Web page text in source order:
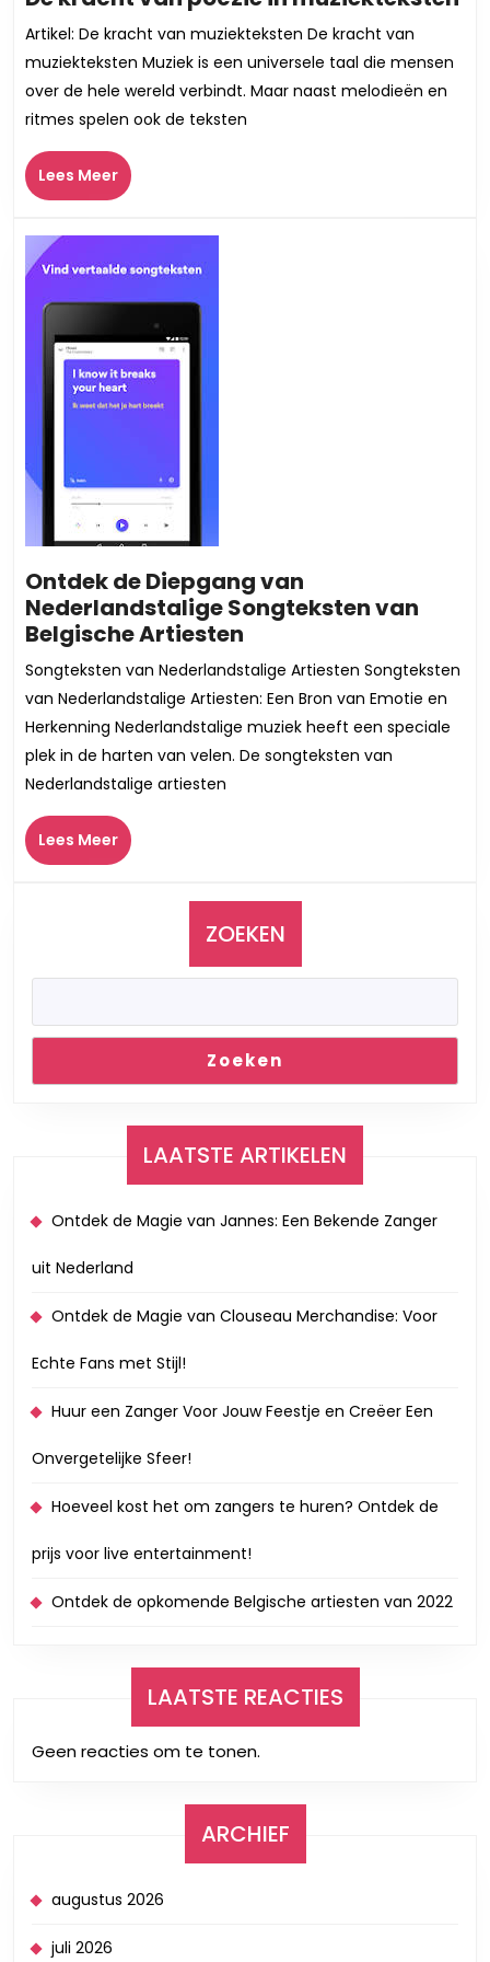
Artikel: De kracht van muziekteksten De kracht van
muziekteksten Muziek is een universele taal die mensen
over de hele wereld verbindt. Maar naast melodieën en
ritmes spelen ook de teksten
Lees MeerLees
Meer
Ontdek de Diepgang van
Nederlandstalige Songteksten van
Belgische Artiesten
de
Diepgang
van
Nederlandstalige
Songteksten
Songteksten van Nederlandstalige Artiesten Songteksten
van Nederlandstalige Artiesten: Een Bron van Emotie en
Herkenning Nederlandstalige muziek heeft een speciale
plek in de harten van velen. De songteksten van
Nederlandstalige artiesten
Lees MeerLees
Meer
ZOEKEN
Zoeken
LAATSTE ARTIKELEN
Ontdek de Magie van Jannes: Een Bekende Zanger
uit Nederland
Ontdek de Magie van Clouseau Merchandise: Voor
Echte Fans met Stijl!
Huur een Zanger Voor Jouw Feestje en Creëer Een
Onvergetelijke Sfeer!
Hoeveel kost het om zangers te huren? Ontdek de
prijs voor live entertainment!
Ontdek de opkomende Belgische artiesten van 2022
LAATSTE REACTIES
Geen reacties om te tonen.
ARCHIEF
augustus 2026
juli 2026